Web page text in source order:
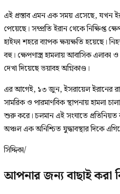
এই প্রস্তাব এমন এক সময় এসেছে, যখন
পেয়েছে। সম্প্রতি ইরান থেকে নিক্ষিপ্ত
হাইফা শহরে ব্যাপক ক্ষয়ক্ষতি হয়েছে।
বহু। ক্ষেপণাস্ত্র হামলায় আবাসিক এলাকা
দেখা দিয়েছে ভয়াবহ অগ্নিকাণ্ড।
এর আগেই, ১৩ জুন, ইসরায়েল ইরানের
সামরিক ও পারমাণবিক স্থাপনায় হামলা
শুরু করে। চলমান এই সংঘাতে প্রতিনিয়ত
অঞ্চল এক অনিশ্চিত যুদ্ধাবস্থার দিকে
সিদ্দিকা/
আপনার জন্য বাছাই করা